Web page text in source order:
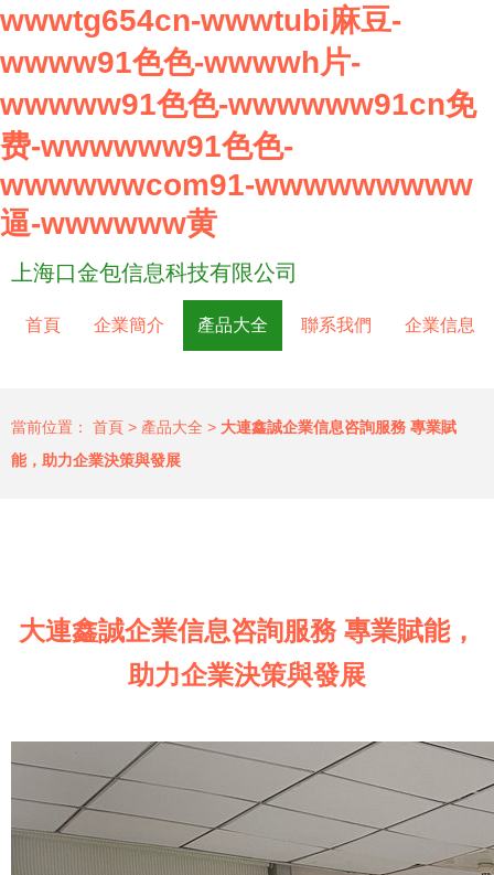
wwwtg654cn-wwwtubi麻豆-
wwww91色色-wwwwh片-
wwwww91色色-wwwwww91cn免
费-wwwwww91色色-
wwwwwwcom91-wwwwwwwww
逼-wwwwww黄
上海口金包信息科技有限公司
首頁 企業簡介 產品大全 聯系我們 企業信息
當前位置： 首頁 > 產品大全 > 大連鑫誠企業信息咨詢服務 專業賦
能，助力企業決策與發展
大連鑫誠企業信息咨詢服務 專業賦能，
助力企業決策與發展